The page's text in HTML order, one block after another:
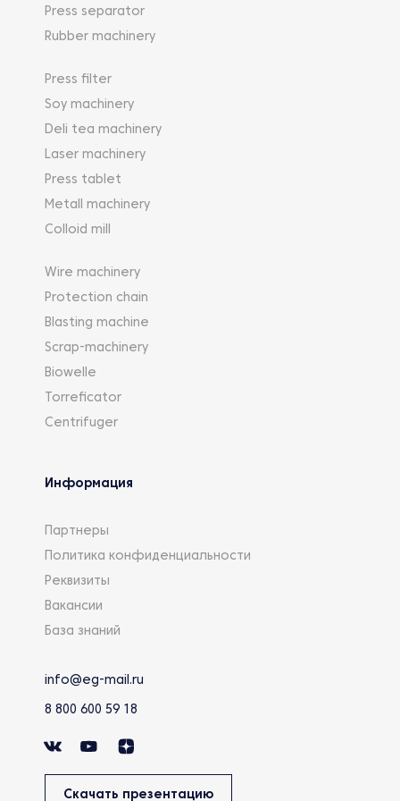
Пряжа находится в крестообразной форме до
смежной линии по горизонтали, так что
Press separator
Rubber machinery
Press filter
Soy machinery
Deli tea machinery
Laser machinery
Press tablet
Metall machinery
Colloid mill
Wire machinery
Protection chain
Blasting machine
Scrap-machinery
Biowelle
Torreficator
Centrifuger
Информация
Партнеры
Политика конфиденциальности
Реквизиты
Вакансии
База знаний
info@eg-mail.ru
8 800 600 59 18
Скачать презентацию